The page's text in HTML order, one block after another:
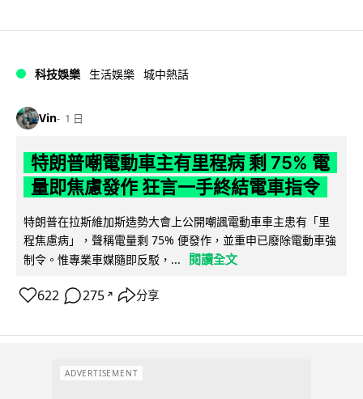
科技娛樂 生活娛樂 城中熱話
Vin 1 日
特朗普嘲電動車主有里程病 剩 75% 電
量即焦慮發作 狂言一手終結電車指令
特朗普在拉斯維加斯造勢大會上公開嘲諷電動車車主患有「里
程焦慮病」，聲稱電量剩 75% 便發作，並重申已廢除電動車強
制令。惟專業車媒隨即反駁，...
閱讀全文
622 275 ↗ 分享
ADVERTISEMENT